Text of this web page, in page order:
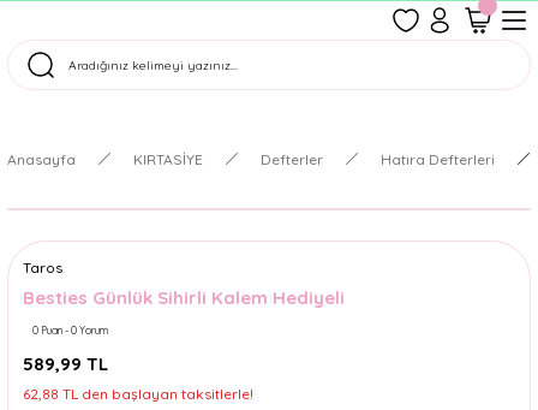
Tüm Siparişler Aynı Gün Kargoda!
Anasayfa KIRTASİYE Defterler Hatıra Defterleri
Taros
Besties Günlük Sihirli Kalem Hediyeli
0 Puan - 0 Yorum
589,99 TL
62,88 TL den başlayan taksitlerle!